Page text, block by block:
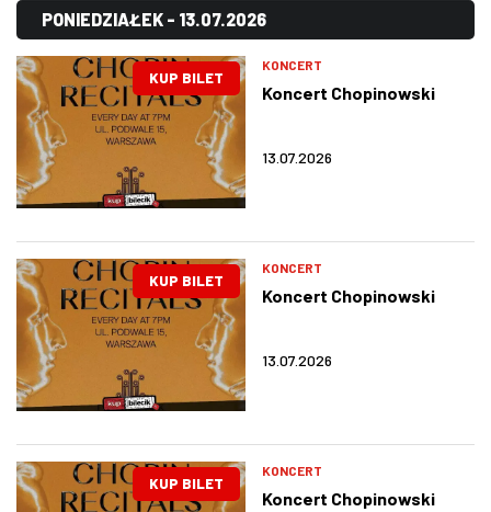
PONIEDZIAŁEK - 13.07.2026
KUP BILET
KONCERT
Koncert Chopinowski
13.07.2026
KUP BILET
KONCERT
Koncert Chopinowski
13.07.2026
KUP BILET
KONCERT
Koncert Chopinowski